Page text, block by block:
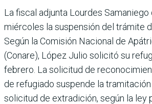
La fiscal adjunta Lourdes
miércoles la suspensión del trámite
Según la Comisión Nacional de
(Conare), López Julio solicitó su
febrero. La solicitud de
de refugiado suspende la
solicitud de extradición, según la ley